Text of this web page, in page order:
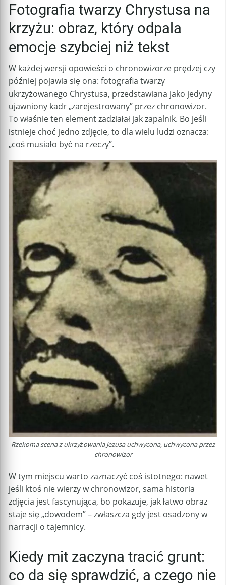
Fotografia twarzy Chrystusa na
krzyżu: obraz, który odpala
emocje szybciej niż tekst
W każdej wersji opowieści o chronowizorze prędzej czy
później pojawia się ona: fotografia twarzy
ukrzyżowanego Chrystusa, przedstawiana jako jedyny
ujawniony kadr „zarejestrowany” przez chronowizor.
To właśnie ten element zadziałał jak zapalnik. Bo jeśli
istnieje choć jedno zdjęcie, to dla wielu ludzi oznacza:
„coś musiało być na rzeczy”.
Rzekoma scena z ukrzyżowania Jezusa uchwycona, uchwycona przez
chronowizor
W tym miejscu warto zaznaczyć coś istotnego: nawet
jeśli ktoś nie wierzy w chronowizor, sama historia
zdjęcia jest fascynująca, bo pokazuje, jak łatwo obraz
staje się „dowodem” – zwłaszcza gdy jest osadzony w
narracji o tajemnicy.
Kiedy mit zaczyna tracić grunt:
co da się sprawdzić, a czego nie